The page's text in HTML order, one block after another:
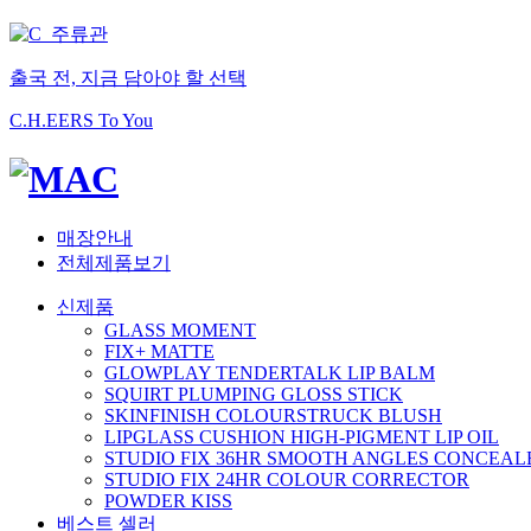
출국 전, 지금 담아야 할 선택
C.H.EERS To You
매장안내
전체제품보기
신제품
GLASS MOMENT
FIX+ MATTE
GLOWPLAY TENDERTALK LIP BALM
SQUIRT PLUMPING GLOSS STICK
SKINFINISH COLOURSTRUCK BLUSH
LIPGLASS CUSHION HIGH-PIGMENT LIP OIL
STUDIO FIX 36HR SMOOTH ANGLES
STUDIO FIX 24HR COLOUR CORRECTOR
POWDER KISS
베스트 셀러